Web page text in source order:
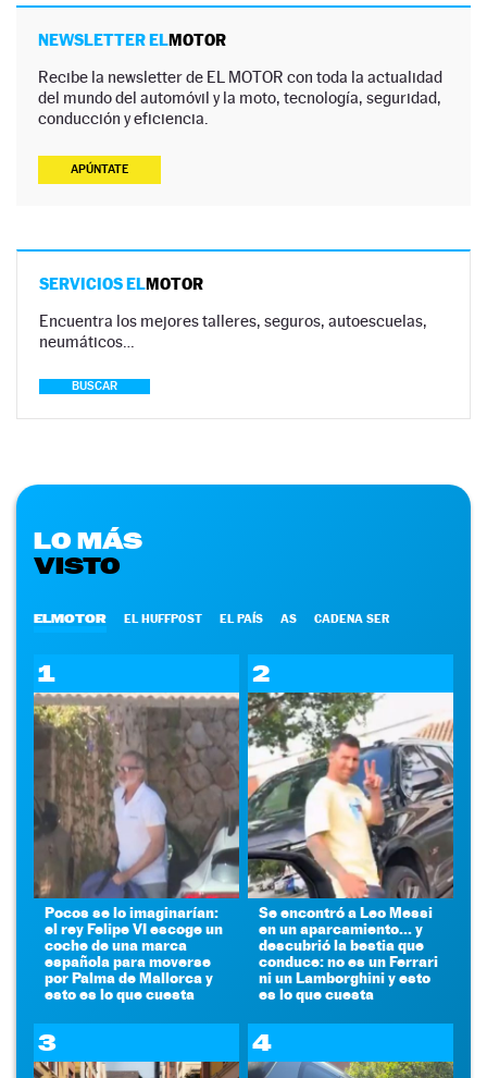
NEWSLETTER ELMOTOR
Recibe la newsletter de EL MOTOR con toda la actualidad
del mundo del automóvil y la moto, tecnología, seguridad,
conducción y eficiencia.
APÚNTATE
SERVICIOS ELMOTOR
Encuentra los mejores talleres, seguros, autoescuelas,
neumáticos…
BUSCAR
LO MÁS
VISTO
ELMOTOR EL HUFFPOST EL PAÍS AS CADENA SER
1
Pocos se lo imaginarían:
el rey Felipe VI escoge un
coche de una marca
española para moverse
por Palma de Mallorca y
esto es lo que cuesta
2
Se encontró a Leo Messi
en un aparcamiento... y
descubrió la bestia que
conduce: no es un Ferrari
ni un Lamborghini y esto
es lo que cuesta
3 4